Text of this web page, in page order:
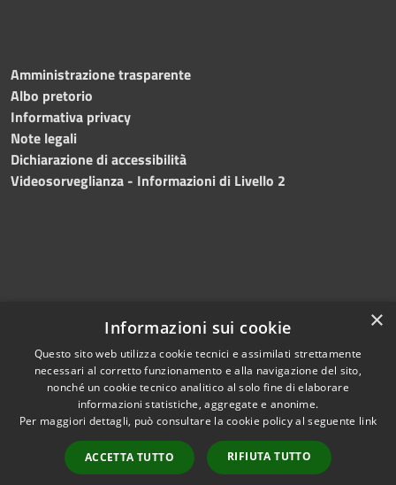
Amministrazione trasparente
Albo pretorio
Informativa privacy
Note legali
Dichiarazione di accessibilità
Videosorveglianza - Informazioni di Livello 2
Accessibilità
Privacy
Mappa del sito
Copyright © 2024 •
Comune di Mazara del
Vallo• Powered
byMunicipium• Redazione
×
Informazioni sui cookie
Questo sito web utilizza cookie tecnici e assimilati strettamente
necessari al corretto funzionamento e alla navigazione del sito,
nonché un cookie tecnico analitico al solo fine di elaborare
informazioni statistiche, aggregate e anonime.
Per maggiori dettagli, può consultare la cookie policy al seguente link
ACCETTA TUTTO RIFIUTA TUTTO